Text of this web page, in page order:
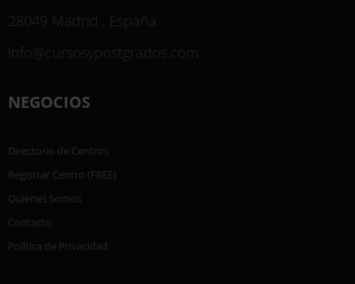
28049 Madrid , España
info@cursosypostgrados.com
NEGOCIOS
Directorio de Centros
Registrar Centro (FREE)
Quienes Somos
Contacto
Política de Privacidad